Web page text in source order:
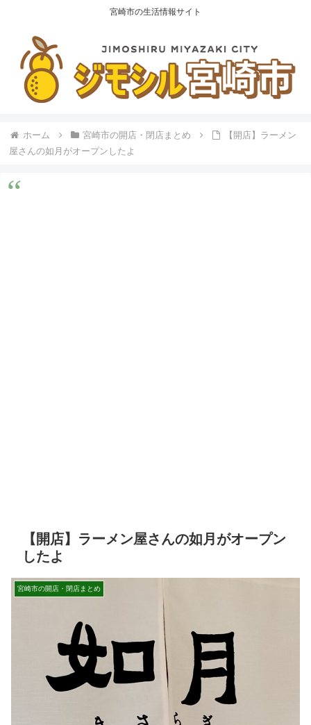
宮崎市の生活情報サイト
ホーム 宮崎市の開店・閉店まとめ
【開店】ラーメン
屋さんの如月がオープンしたよ
【開店】ラーメン屋さんの如月がオープン
したよ
宮崎市の開店・閉店まとめ